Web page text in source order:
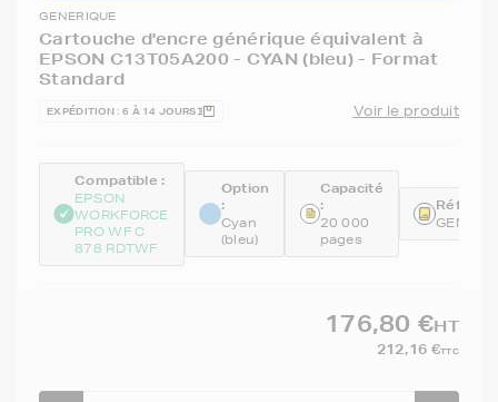
GENERIQUE
Cartouche d'encre générique équivalent à
EPSON C13T05A200 - CYAN (bleu) - Format
Standard
EXPÉDITION : 6 À 14 JOURS Voir le produit
Compatible :
EPSON
WORKFORCE
PRO WF C
878 RDTWF
Option
:
Cyan
(bleu)
Capacité
:
20 000
pages
176,80 €HT
212,16 €TTC